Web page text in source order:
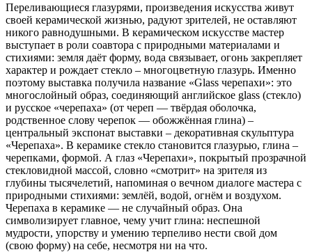
Переливающиеся глазурями, произведения искусства живут
своей керамической жизнью, радуют зрителей, не оставляют
никого равнодушными. В керамическом искусстве мастер
выступает в роли соавтора с природными материалами и
стихиями: земля даёт форму, вода связывает, огонь закрепляет
характер и рождает стекло – многоцветную глазурь. Именно
поэтому выставка получила название «Glass черепахи»: это
многослойный образ, соединяющий английское glass (стекло)
и русское «черепаха» (от череп — твёрдая оболочка,
родственное слову черепок — обожжённая глина) –
центральный экспонат выставки – декоративная скульптура
«Черепаха». В керамике стекло становится глазурью, глина –
черепками, формой. А глаз «Черепахи», покрытый прозрачной
стекловидной массой, словно «смотрит» на зрителя из
глубины тысячелетий, напоминая о вечном диалоге мастера с
природными стихиями: землёй, водой, огнём и воздухом.
Черепаха в керамике — не случайный образ. Она
символизирует главное, чему учит глина: неспешной
мудрости, упорству и умению терпеливо нести свой дом
(свою форму) на себе, несмотря ни на что.